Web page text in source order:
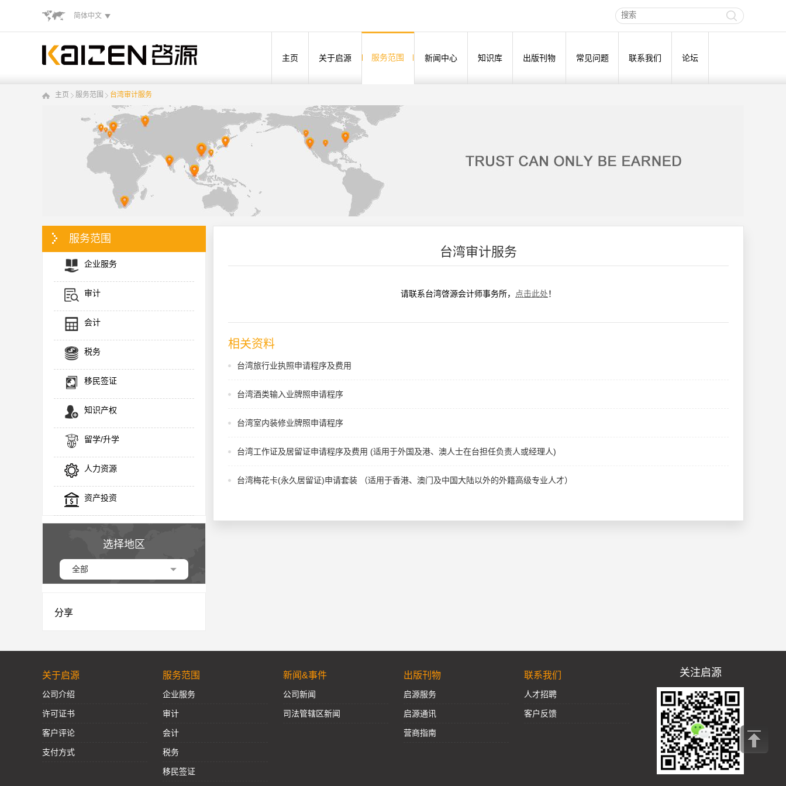
简体中文
主页 关于启源 服务范围 新闻中心 知识库 出版刊物 常见问题 联系我们 论坛
主页 服务范围 台湾审计服务
台湾审计服务
请联系台湾啓源会计师事务所， 点击此处！
相关资料
台湾旅行业执照申请程序及费用
台湾酒类输入业牌照申请程序
台湾室内装修业牌照申请程序
台湾工作证及居留证申请程序及费用 (适用于外国及港、澳人士在台担任负责人或经理人)
台湾梅花卡(永久居留证)申请套装 （适用于香港、澳门及中国大陆以外的外籍高级专业人才）
服务范围
企业服务
审计
会计
税务
移民签证
知识产权
留学/升学
人力资源
资产投资
选择地区
全部
分享
关于启源
公司介绍
许可证书
客户评论
支付方式
服务范围
企业服务
审计
会计
税务
移民签证
新闻&事件
公司新闻
司法管辖区新闻
出版刊物
启源服务
启源通讯
营商指南
联系我们
人才招聘
客户反馈
关注启源